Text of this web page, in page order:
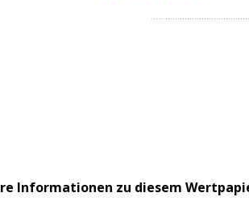
Informationen zu diesem